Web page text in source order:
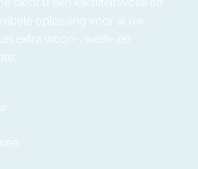
oplossing voor al uw
extra woon-, werk- en